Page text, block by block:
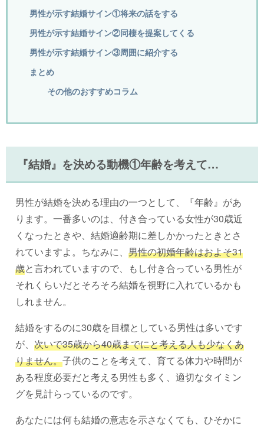
男性が示す結婚サイン①将来の話をする
男性が示す結婚サイン②同棲を提案してくる
男性が示す結婚サイン③周囲に紹介する
まとめ
その他のおすすめコラム
『結婚』を決める動機①年齢を考えて…
男性が結婚を決める理由の一つとして、『年齢』があ
ります。一番多いのは、付き合っている女性が30歳近
くなったときや、結婚適齢期に差しかかったときとさ
れていますよ。ちなみに、 男性の初婚年齢はおよそ31
歳と言われていますので、もし付き合っている男性が
それくらいだとそろそろ結婚を視野に入れているかも
しれません。
結婚をするのに30歳を目標としている男性は多いです
が、 次いで35歳から40歳までにと考える人も少なくあ
りません。子供のことを考えて、育てる体力や時間が
ある程度必要だと考える男性も多く、適切なタイミン
グを見計らっているのです。
あなたには何も結婚の意志を示さなくても、ひそかに